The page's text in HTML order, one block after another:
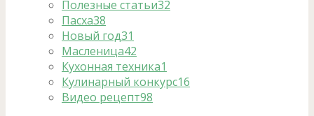
Полезные статьи32
Пасха38
Новый год31
Масленица42
Кухонная техника1
Кулинарный конкурс16
Видео рецепт98